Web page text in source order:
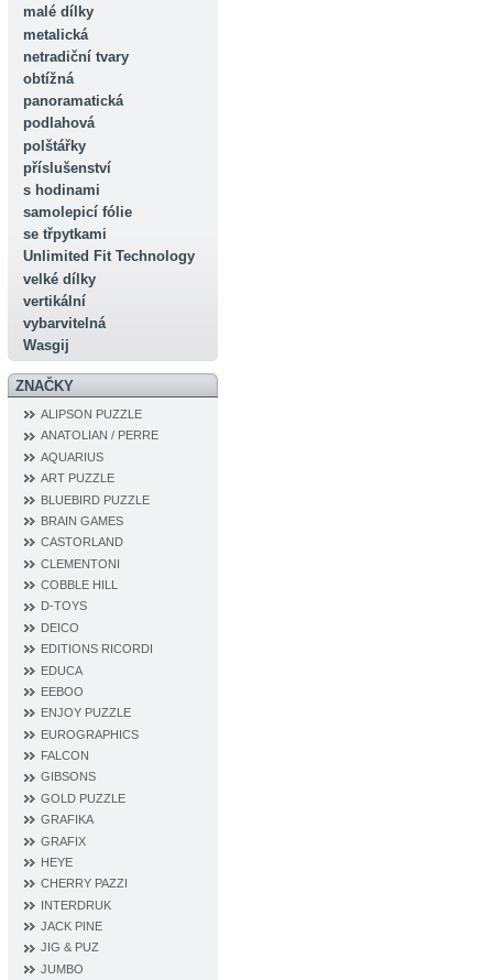
malé dílky
metalická
netradiční tvary
obtížná
panoramatická
podlahová
polštářky
příslušenství
s hodinami
samolepicí fólie
se třpytkami
Unlimited Fit Technology
velké dílky
vertikální
vybarvitelná
Wasgij
ZNAČKY
ALIPSON PUZZLE
ANATOLIAN / PERRE
AQUARIUS
ART PUZZLE
BLUEBIRD PUZZLE
BRAIN GAMES
CASTORLAND
CLEMENTONI
COBBLE HILL
D‐TOYS
DEICO
EDITIONS RICORDI
EDUCA
EEBOO
ENJOY PUZZLE
EUROGRAPHICS
FALCON
GIBSONS
GOLD PUZZLE
GRAFIKA
GRAFIX
HEYE
CHERRY PAZZI
INTERDRUK
JACK PINE
JIG & PUZ
JUMBO